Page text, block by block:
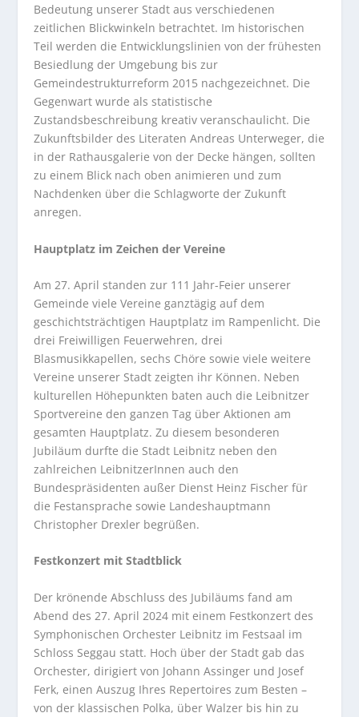
Bedeutung unserer Stadt aus verschiedenen
zeitlichen Blickwinkeln betrachtet. Im historischen
Teil werden die Entwicklungslinien von der frühesten
Besiedlung der Umgebung bis zur
Gemeindestrukturreform 2015 nachgezeichnet. Die
Gegenwart wurde als statistische
Zustandsbeschreibung kreativ veranschaulicht. Die
Zukunftsbilder des Literaten Andreas Unterweger, die
in der Rathausgalerie von der Decke hängen, sollten
zu einem Blick nach oben animieren und zum
Nachdenken über die Schlagworte der Zukunft
anregen.
Hauptplatz im Zeichen der Vereine
Am 27. April standen zur 111 Jahr-Feier unserer
Gemeinde viele Vereine ganztägig auf dem
geschichtsträchtigen Hauptplatz im Rampenlicht. Die
drei Freiwilligen Feuerwehren, drei
Blasmusikkapellen, sechs Chöre sowie viele weitere
Vereine unserer Stadt zeigten ihr Können. Neben
kulturellen Höhepunkten baten auch die Leibnitzer
Sportvereine den ganzen Tag über Aktionen am
gesamten Hauptplatz. Zu diesem besonderen
Jubiläum durfte die Stadt Leibnitz neben den
zahlreichen LeibnitzerInnen auch den
Bundespräsidenten außer Dienst Heinz Fischer für
die Festansprache sowie Landeshauptmann
Christopher Drexler begrüßen.
Festkonzert mit Stadtblick
Der krönende Abschluss des Jubiläums fand am
Abend des 27. April 2024 mit einem Festkonzert des
Symphonischen Orchester Leibnitz im Festsaal im
Schloss Seggau statt. Hoch über der Stadt gab das
Orchester, dirigiert von Johann Assinger und Josef
Ferk, einen Auszug Ihres Repertoires zum Besten –
von der klassischen Polka, über Walzer bis hin zu